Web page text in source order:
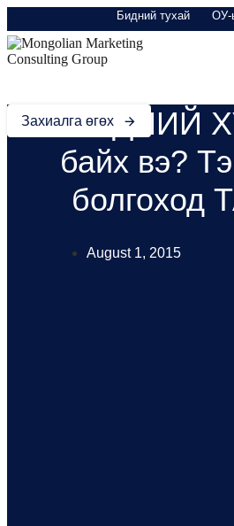
Skip to primary navigation
Skip to content
Бидний тухай ОУ-
Захиалга өгөхБИДНИЙ
байх вэ?
August 1, 2015